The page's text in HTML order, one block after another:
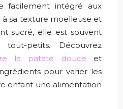
facilement intégré aux
à sa texture moelleuse et
sucré, elle est souvent
petits. Découvrez
la patate douce et
pour varier les
enfant une alimentation